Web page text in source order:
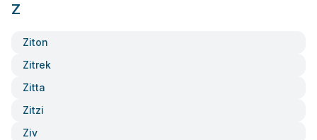
Z
Ziton
Zitrek
Zitta
Zitzi
Ziv